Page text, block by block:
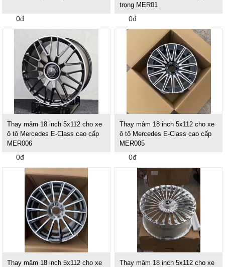
0đ
trọng MER01
0đ
Thay mâm 18 inch 5x112 cho xe
ô tô Mercedes E-Class cao cấp
MER006
0đ
Thay mâm 18 inch 5x112 cho xe
ô tô Mercedes E-Class cao cấp
MER005
0đ
Thay mâm 18 inch 5x112 cho xe
Thay mâm 18 inch 5x112 cho xe